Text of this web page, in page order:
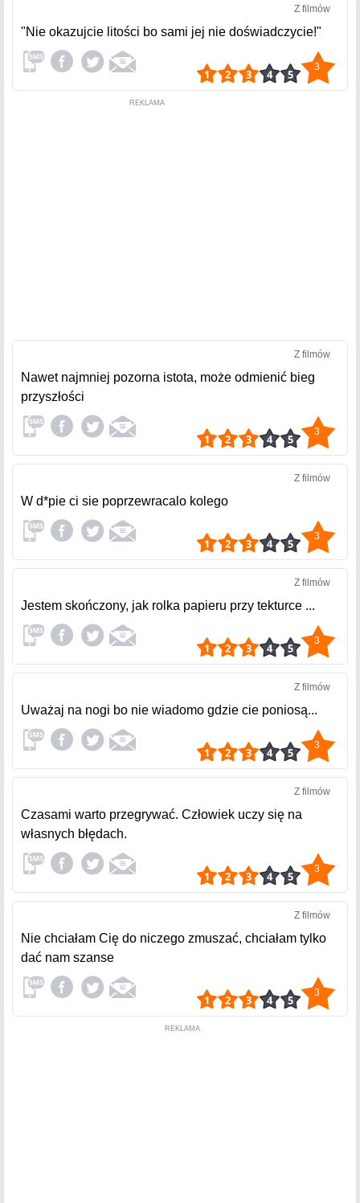
Z filmów
"Nie okazujcie litości bo sami jej nie doświadczycie!"
3
REKLAMA
Z filmów
Nawet najmniej pozorna istota, może odmienić bieg
przyszłości
3
Z filmów
W d*pie ci sie poprzewracalo kolego
3
Z filmów
Jestem skończony, jak rolka papieru przy tekturce ...
3
Z filmów
Uważaj na nogi bo nie wiadomo gdzie cie poniosą...
3
Z filmów
Czasami warto przegrywać. Człowiek uczy się na
własnych błędach.
3
Z filmów
Nie chciałam Cię do niczego zmuszać, chciałam tylko
dać nam szanse
3
REKLAMA